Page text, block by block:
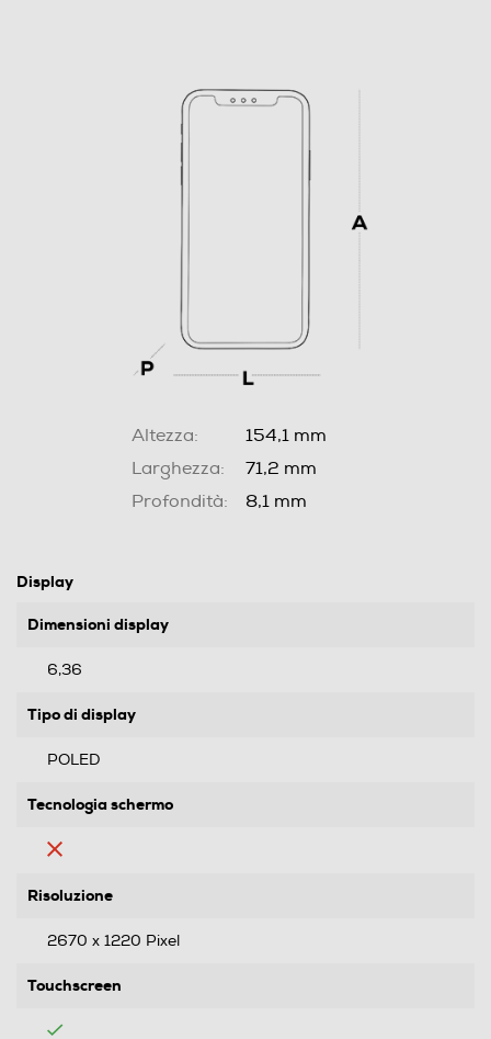
Altezza:
154,1 mm
Larghezza:
71,2 mm
Profondità:
8,1 mm
Display
Dimensioni display
6,36
Tipo di display
POLED
Tecnologia schermo
Risoluzione
2670 x 1220 Pixel
Touchscreen